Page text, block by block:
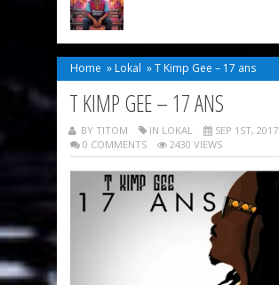
Home » Lokal »T Kimp Gee – 17 ans
T KIMP GEE – 17 ANS
BY TITOM IN LOKAL
SEP 1ST, 2017
0 COMMENTS
2430 VIEWS